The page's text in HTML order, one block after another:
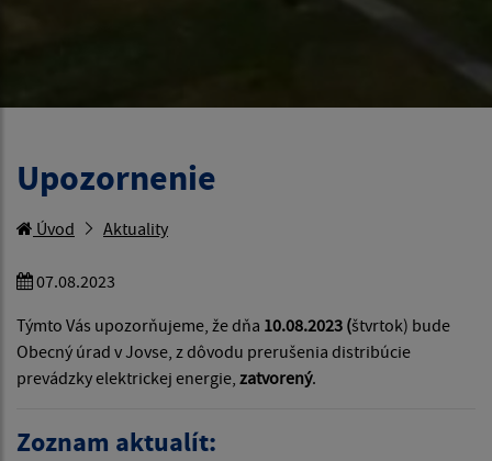
Upozornenie
Úvod Aktuality
07.08.2023
Týmto Vás upozorňujeme, že dňa 10.08.2023 (štvrtok) bude
Obecný úrad v Jovse, z dôvodu prerušenia distribúcie
prevádzky elektrickej energie, zatvorený.
Zoznam aktualít: